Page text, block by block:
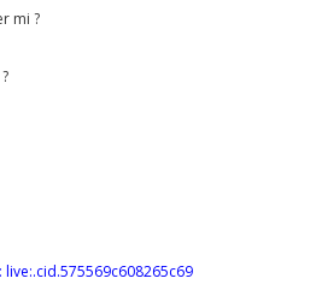
mi ?
live:.cid.575569c608265c69